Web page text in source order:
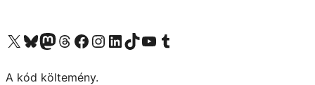
Visit our X (formerly Twitter) account
Visit our Bluesky account
Twitter csatornánk
Visit our Threads account
Facebook oldalunk megtekintése
Visit our Instagram account
Visit our LinkedIn account
Visit our TikTok account
Visit our YouTube channel
Visit our Tumblr account
A kód költemény.